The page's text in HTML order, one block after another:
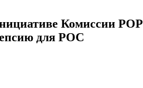
Комиссии
для РОС